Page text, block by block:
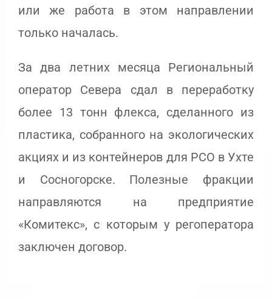
или же работа в этом направлении
только началась.
За два летних месяца Региональный
оператор Севера сдал в переработку
более 13 тонн флекса, сделанного из
пластика, собранного на экологических
акциях и из контейнеров для РСО в Ухте
и Сосногорске. Полезные фракции
направляются на предприятие
«Комитекс», с которым у регоператора
заключен договор.